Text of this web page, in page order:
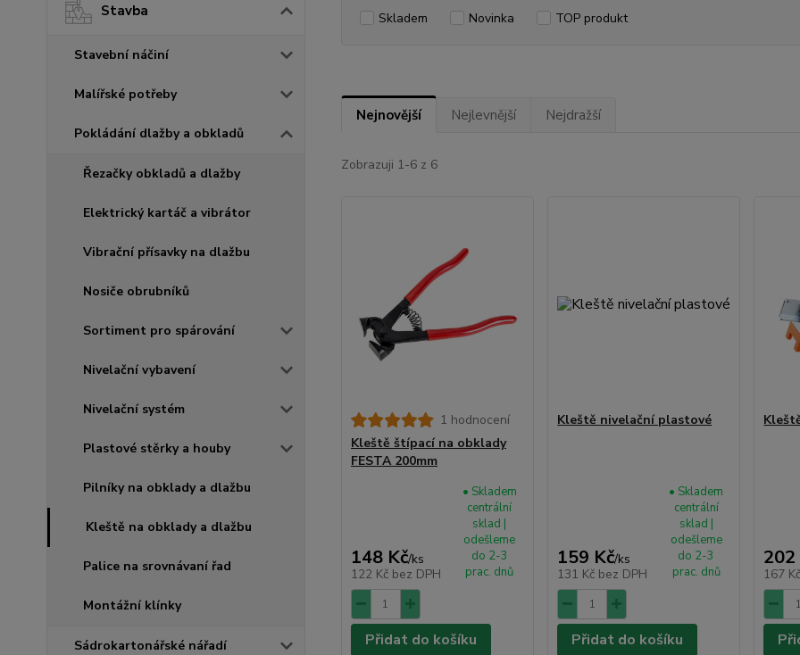
Stavba
Stavební náčiní
Malířské potřeby
Pokládání dlažby a obkladů
Řezačky obkladů a dlažby
Elektrický kartáč a vibrátor
Vibrační přísavky na dlažbu
Nosiče obrubníků
Sortiment pro spárování
Nivelační vybavení
Nivelační systém
Plastové stěrky a houby
Pilníky na obklady a dlažbu
Kleště na obklady a dlažbu
Palice na srovnávaní řad
Montážní klínky
Sádrokartonářské nářadí
Skladem Novinka TOP produkt
Nejnovější Nejlevnější Nejdražší
Zobrazuji 1-6 z 6
1 hodnocení
Kleště štípací na obklady
FESTA 200mm
148 Kč/ks
122 Kč bez DPH
• Skladem
centrální
sklad |
odešleme
do 2-3
prac. dnů
Přidat do košíku
Kleště nivelační plastové
159 Kč/ks
131 Kč bez DPH
• Skladem
centrální
sklad |
odešleme
do 2-3
prac. dnů
Přidat do košíku
202
167 Kč